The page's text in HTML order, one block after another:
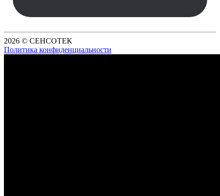
2026 © СЕНСОТЕК
Политика конфиденциальности